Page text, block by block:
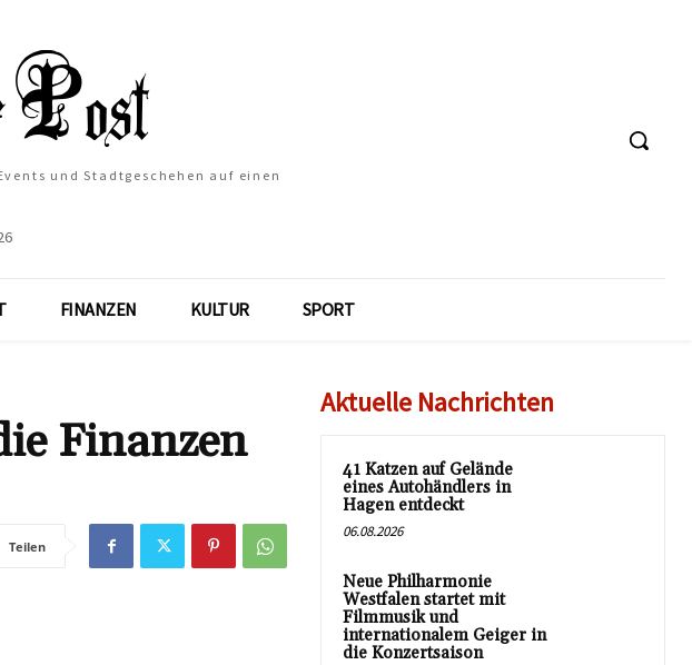
und Stadtgeschehen auf einen
FINANZEN KULTUR SPORT
Finanzen
Teilen
Aktuelle Nachrichten
41 Katzen auf Gelände
eines Autohändlers in
Hagen entdeckt
06.08.2026
Neue Philharmonie
Westfalen startet mit
Filmmusik und
internationalem Geiger in
die Konzertsaison